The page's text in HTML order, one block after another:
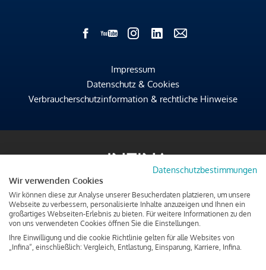
Impressum
Datenschutz & Cookies
Verbraucherschutzinformation & rechtliche Hinweise
Datenschutzbestimmungen
Wir verwenden Cookies
Wir können diese zur Analyse unserer Besucherdaten platzieren, um unsere
Webseite zu verbessern, personalisierte Inhalte anzuzeigen und Ihnen ein
großartiges Webseiten-Erlebnis zu bieten. Für weitere Informationen zu den
von uns verwendeten Cookies öffnen Sie die Einstellungen.
Ihre Einwilligung und die cookie Richtlinie gelten für alle Websites von
„Infina“, einschließlich: Vergleich, Entlastung, Einsparung, Karriere, Infina.